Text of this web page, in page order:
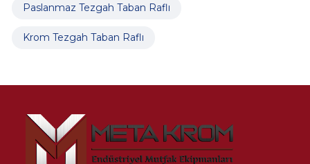
Paslanmaz Tezgah Taban Raflı
Krom Tezgah Taban Raflı